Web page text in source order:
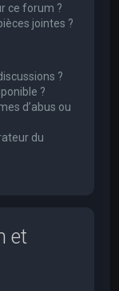
ce forum ?
jointes ?
?
?
d’abus ou
du
et